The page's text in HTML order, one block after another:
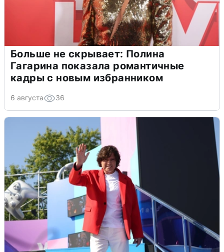
Больше не скрывает: Полина
Гагарина показала романтичные
кадры с новым избранником
6 августа 36